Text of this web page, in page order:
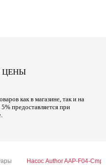
ЦЕНЫ
как в магазине, так и на
предоставляется при
Насос Author AAP-F04-Cmp